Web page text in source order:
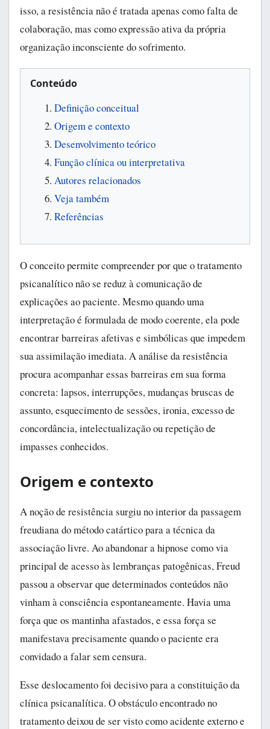
isso, a resistência não é tratada apenas como falta de
colaboração, mas como expressão ativa da própria
organização inconsciente do sofrimento.
Conteúdo
Definição conceitual
Origem e contexto
Desenvolvimento teórico
Função clínica ou interpretativa
Autores relacionados
Veja também
Referências
O conceito permite compreender por que o tratamento
psicanalítico não se reduz à comunicação de
explicações ao paciente. Mesmo quando uma
interpretação é formulada de modo coerente, ela pode
encontrar barreiras afetivas e simbólicas que impedem
sua assimilação imediata. A análise da resistência
procura acompanhar essas barreiras em sua forma
concreta: lapsos, interrupções, mudanças bruscas de
assunto, esquecimento de sessões, ironia, excesso de
concordância, intelectualização ou repetição de
impasses conhecidos.
Origem e contexto
A noção de resistência surgiu no interior da passagem
freudiana do método catártico para a técnica da
associação livre. Ao abandonar a hipnose como via
principal de acesso às lembranças patogênicas, Freud
passou a observar que determinados conteúdos não
vinham à consciência espontaneamente. Havia uma
força que os mantinha afastados, e essa força se
manifestava precisamente quando o paciente era
convidado a falar sem censura.
Esse deslocamento foi decisivo para a constituição da
clínica psicanalítica. O obstáculo encontrado no
tratamento deixou de ser visto como acidente externo e